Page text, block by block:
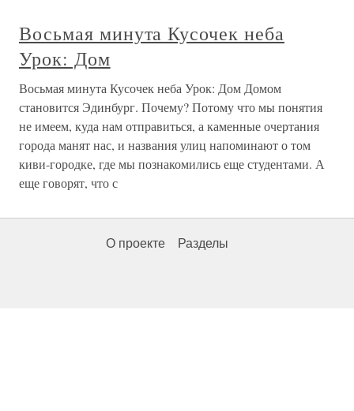
Восьмая минута Кусочек неба
Урок: Дом
Восьмая минута Кусочек неба Урок: Дом Домом
становится Эдинбург. Почему? Потому что мы понятия
не имеем, куда нам отправиться, а каменные очертания
города манят нас, и названия улиц напоминают о том
киви-городке, где мы познакомились еще студентами. А
еще говорят, что с
О проекте Разделы